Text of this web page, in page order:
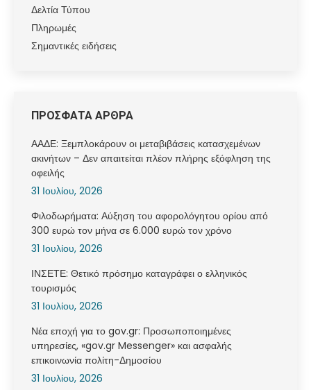
Δελτία Τύπου
Πληρωμές
Σημαντικές ειδήσεις
ΠΡΟΣΦΑΤΑ ΑΡΘΡΑ
ΑΑΔΕ: Ξεμπλοκάρουν οι μεταβιβάσεις κατασχεμένων
ακινήτων – Δεν απαιτείται πλέον πλήρης εξόφληση της
οφειλής
31 Ιουλίου, 2026
Φιλοδωρήματα: Αύξηση του αφορολόγητου ορίου από
300 ευρώ τον μήνα σε 6.000 ευρώ τον χρόνο
31 Ιουλίου, 2026
ΙΝΣΕΤΕ: Θετικό πρόσημο καταγράφει ο ελληνικός
τουρισμός
31 Ιουλίου, 2026
Νέα εποχή για το gov.gr: Προσωποποιημένες
υπηρεσίες, «gov.gr Messenger» και ασφαλής
επικοινωνία πολίτη-Δημοσίου
31 Ιουλίου, 2026